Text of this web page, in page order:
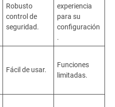
Robusto
control de
seguridad.
experiencia
para su
configuración
.
Fácil de usar.
Funciones
limitadas.